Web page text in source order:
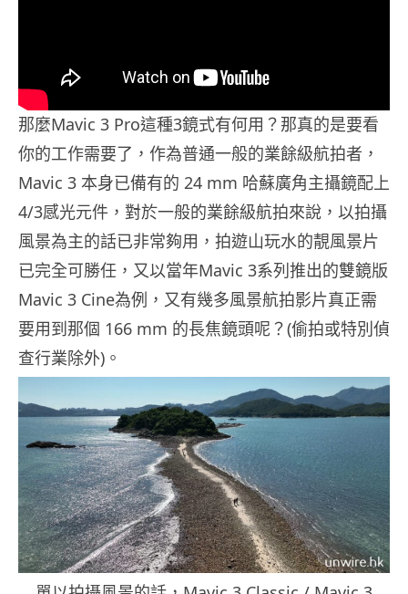
那麼Mavic 3 Pro這種3鏡式有何用？那真的是要看
你的工作需要了，作為普通一般的業餘級航拍者，
Mavic 3 本身已備有的 24 mm 哈蘇廣角主攝鏡配上
4/3感光元件，對於一般的業餘級航拍來說，以拍攝
風景為主的話已非常夠用，拍遊山玩水的靚風景片
已完全可勝任，又以當年Mavic 3系列推出的雙鏡版
Mavic 3 Cine為例，又有幾多風景航拍影片真正需
要用到那個 166 mm 的長焦鏡頭呢？(偷拍或特別偵
查行業除外)。